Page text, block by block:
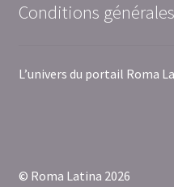
Conditions
L’univers du portail Roma
© Roma Latina 2026